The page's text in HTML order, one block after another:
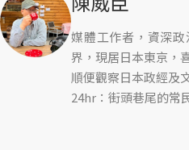
媒體工作者，資深
界，現居日本東京，
順便觀察日本政經及
24hr：街頭巷尾的常